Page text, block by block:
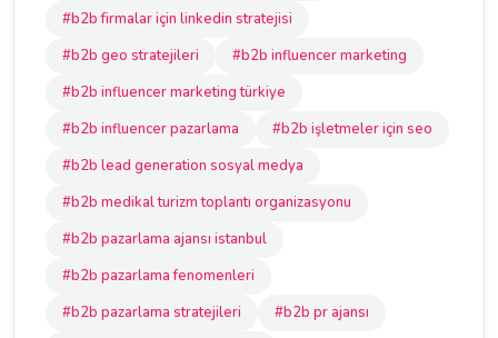
#b2b firmalar için linkedin stratejisi
#b2b geo stratejileri
#b2b influencer marketing
#b2b influencer marketing türkiye
#b2b influencer pazarlama
#b2b işletmeler için seo
#b2b lead generation sosyal medya
#b2b medikal turizm toplantı organizasyonu
#b2b pazarlama ajansı istanbul
#b2b pazarlama fenomenleri
#b2b pazarlama stratejileri
#b2b pr ajansı